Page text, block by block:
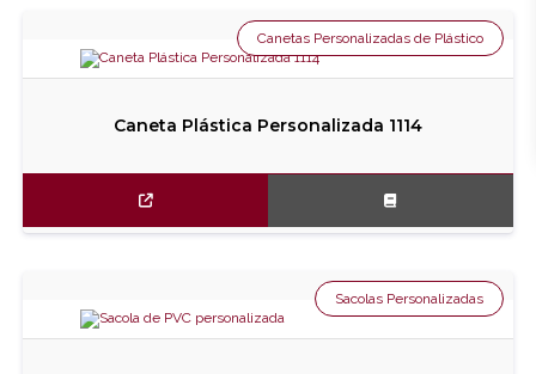
Caneta Plástica Personalizada 1114
Canetas Personalizadas de Plástico
Sacolas Personalizadas